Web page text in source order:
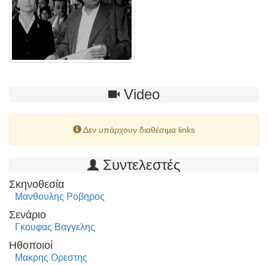
Video
Δεν υπάρχουν διαθέσιμα links
Συντελεστές
Σκηνοθεσία
Μανθουλης Ροβηρος
Σενάριο
Γκουφας Βαγγελης
Ηθοποιοί
Μακρης Ορεστης